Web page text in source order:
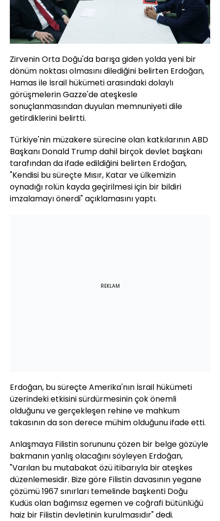
Zirvenin Orta Doğu'da barışa giden yolda yeni bir
dönüm noktası olmasını dilediğini belirten Erdoğan,
Hamas ile İsrail hükümeti arasındaki dolaylı
görüşmelerin Gazze'de ateşkesle
sonuçlanmasından duyulan memnuniyeti dile
getirdiklerini belirtti.
Türkiye'nin müzakere sürecine olan katkılarının ABD
Başkanı Donald Trump dahil birçok devlet başkanı
tarafından da ifade edildiğini belirten Erdoğan,
"Kendisi bu süreçte Mısır, Katar ve ülkemizin
oynadığı rolün kayda geçirilmesi için bir bildiri
imzalamayı önerdi" açıklamasını yaptı.
REKLAM
Erdoğan, bu süreçte Amerika'nın İsrail hükümeti
üzerindeki etkisini sürdürmesinin çok önemli
olduğunu ve gerçekleşen rehine ve mahkum
takasının da son derece mühim olduğunu ifade etti.
Anlaşmaya Filistin sorununu çözen bir belge gözüyle
bakmanın yanlış olacağını söyleyen Erdoğan,
"Varılan bu mutabakat özü itibarıyla bir ateşkes
düzenlemesidir. Bize göre Filistin davasının yegane
çözümü 1967 sınırları temelinde başkenti Doğu
Kudüs olan bağımsız egemen ve coğrafi bütünlüğü
haiz bir Filistin devletinin kurulmasıdır" dedi.